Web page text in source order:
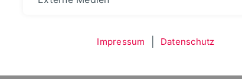
Impressum Datenschutz